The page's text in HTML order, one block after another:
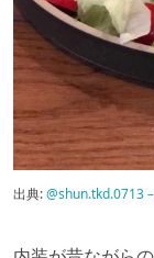
出典:@shun.tkd.0713